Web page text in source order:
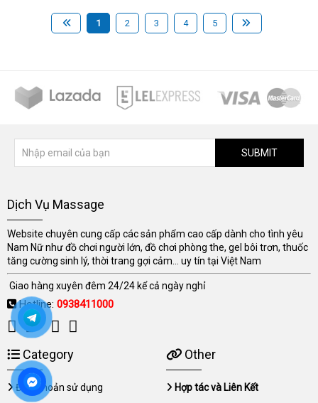
1 2 3 4 5
SUBMIT
Dịch Vụ Massage
Website chuyên cung cấp các sản phẩm cao cấp dành cho tình yêu
Nam Nữ như đồ chơi người lớn, đồ chơi phòng the, gel bôi trơn, thuốc
tăng cường sinh lý, thời trang gợi cảm... uy tín tại Việt Nam
Giao hàng xuyên đêm 24/24 kể cả ngày nghỉ
Hotline: 0938411000
Category
Điều khoản sử dụng
Other
Hợp tác và Liên Kết